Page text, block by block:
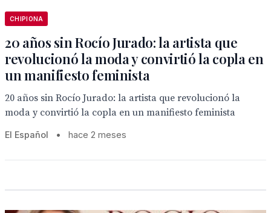
CHIPIONA
20 años sin Rocío Jurado: la artista que
revolucionó la moda y convirtió la copla en
un manifiesto feminista
20 años sin Rocío Jurado: la artista que revolucionó la
moda y convirtió la copla en un manifiesto feminista
El Español • hace 2 meses